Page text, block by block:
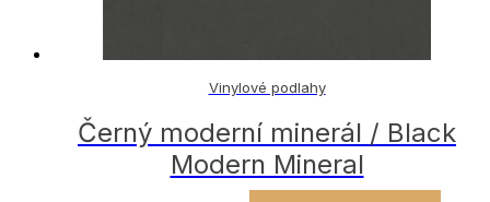
Vinylové podlahy
Černý moderní minerál / Black
Modern Mineral